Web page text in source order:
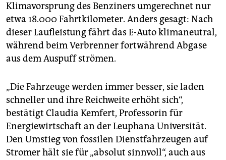
Klimavorsprung des Benziners umgerechnet nur
etwa 18.000 Fahrtkilometer. Anders gesagt: Nach
dieser Laufleistung fährt das E-Auto klimaneutral,
während beim Verbrenner fortwährend Abgase
aus dem Auspuff strömen.
„Die Fahrzeuge werden immer besser, sie laden
schneller und ihre Reichweite erhöht sich“,
bestätigt Claudia Kemfert, Professorin für
Energiewirtschaft an der Leuphana Universität.
Den Umstieg von fossilen Dienstfahrzeugen auf
Stromer hält sie für „absolut sinnvoll“, auch aus